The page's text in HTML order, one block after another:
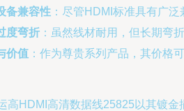
备兼容性 ：尽管HDMI标准具有广
度弯折 ：虽然线材耐用，但长期弯
价值 ：作为尊贵系列产品，其价格
高HDMI高清数据线25825以其镀